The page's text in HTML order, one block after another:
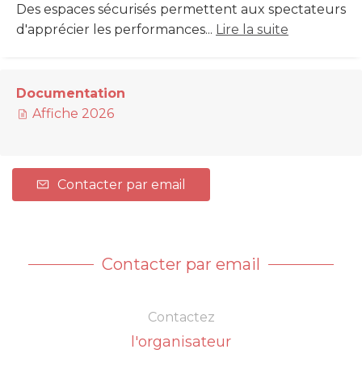
Des espaces sécurisés permettent aux spectateurs
d'apprécier les performances... Lire la suite
Documentation
Affiche 2026
Contacter par email
Contacter par email
Contactez
l'organisateur